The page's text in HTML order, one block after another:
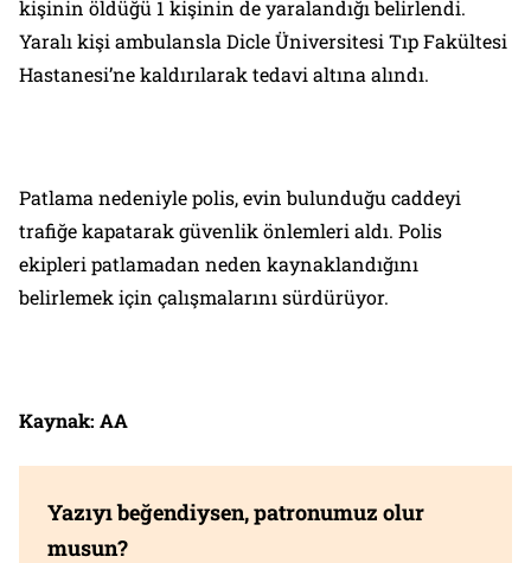
kişinin öldüğü 1 kişinin de yaralandığı belirlendi.
Yaralı kişi ambulansla Dicle Üniversitesi Tıp Fakültesi
Hastanesi’ne kaldırılarak tedavi altına alındı.
Patlama nedeniyle polis, evin bulunduğu caddeyi
trafiğe kapatarak güvenlik önlemleri aldı. Polis
ekipleri patlamadan neden kaynaklandığını
belirlemek için çalışmalarını sürdürüyor.
Kaynak: AA
Yazıyı beğendiysen, patronumuz olur
musun?